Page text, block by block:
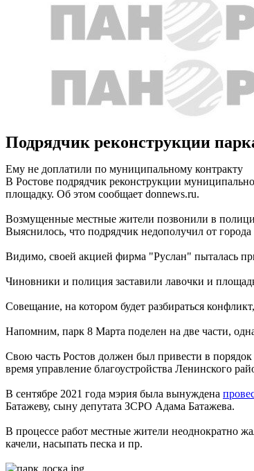
Подрядчик реконструкции
Ему не доплатили по муниципальному контракту
В Ростове подрядчик реконструкции
площадку. Об этом сообщает donnews.ru.
Возмущенные местные жители позвонили в
Выяснилось, что подрядчик недополучил от
Видимо, своей акцией фирма "Руслан" пыталась
Чиновники и полиция заставили лавочки и
Совещание, на котором будет разбираться
Напомним, парк 8 Марта поделен на две части,
Свою часть Ростов должен был привести в
время управление благоустройства Ленинского
В сентябре 2021 года мэрия была вынуждена
Батажеву, сыну депутата ЗСРО Адама Батажева.
В процессе работ местные жители неоднократно
качели, насыпать песка и пр.